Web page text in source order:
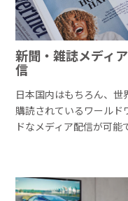
新聞・雑誌メディ
信
日本国内はもちろん、世
購読されているワールド
ドなメディア配信が可能